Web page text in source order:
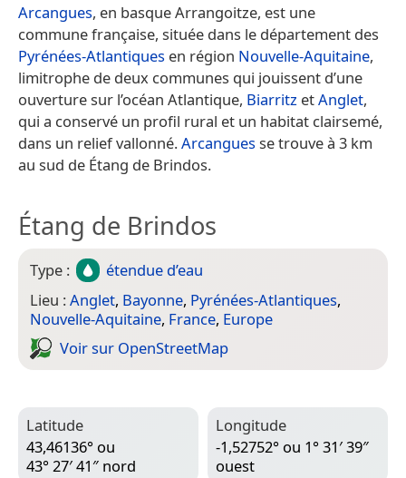
Arcangues, en basque Arrangoitze, est une
commune française, située dans le département des
Pyrénées-Atlantiques en région Nouvelle-Aquitaine,
limitrophe de deux communes qui jouissent d’une
ouverture sur l’océan Atlantique, Biarritz etAnglet,
qui a conservé un profil rural et un habitat clairsemé,
dans un relief vallonné.Arcanguesse trouve à 3 km
au sud de Étang de Brindos.
Étang de Brindos
Type :
étendue d’eau
Lieu :Anglet, Bayonne, Pyrénées-Atlantiques,
Nouvelle-Aquitaine, France, Europe
Voir sur Open­Street­Map
Latitude
43,46136° ou
43° 27′ 41″ nord
Longitude
-1,52752° ou 1° 31′ 39″
ouest